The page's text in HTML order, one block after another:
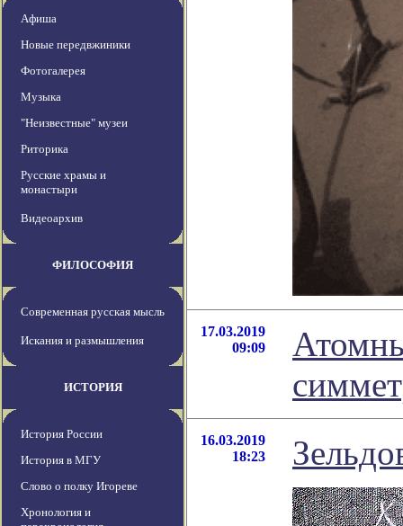
Афиша
Новые передвжиники
Фотогалерея
Музыка
"Неизвестные" музеи
Риторика
Русские храмы и
монастыри
Видеоархив
ФИЛОСОФИЯ
Современная русская мысль
Искания и размышления
ИСТОРИЯ
История России
История в МГУ
Слово о полку Игореве
Хронология и
17.03.2019
09:09
16.03.2019
18:23